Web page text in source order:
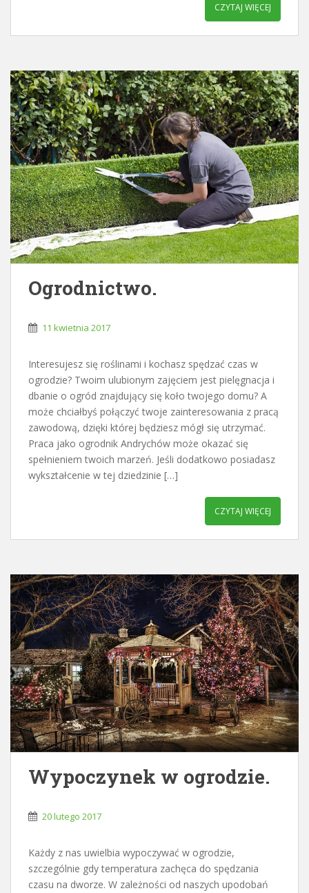
CZYTAJ WIĘCEJ
Ogrodnictwo.
11 kwietnia 2017
Interesujesz się roślinami i kochasz spędzać czas w
ogrodzie? Twoim ulubionym zajęciem jest pielęgnacja i
dbanie o ogród znajdujący się koło twojego domu? A
może chciałbyś połączyć twoje zainteresowania z pracą
zawodową, dzięki której będziesz mógł się utrzymać.
Praca jako ogrodnik Andrychów może okazać się
spełnieniem twoich marzeń. Jeśli dodatkowo posiadasz
wykształcenie w tej dziedzinie […]
CZYTAJ WIĘCEJ
Wypoczynek w ogrodzie.
20 lutego 2017
Każdy z nas uwielbia wypoczywać w ogrodzie,
szczególnie gdy temperatura zachęca do spędzania
czasu na dworze. W zależności od naszych upodobań